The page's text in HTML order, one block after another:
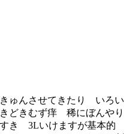
ゅんさせてきたり いろい
どきむず痒 稀にぼんやり
き 3Lいけますが基本的